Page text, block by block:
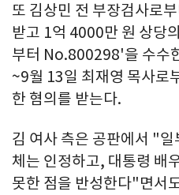
또 김상민 전 부장검사로
받고 1억 4000만 원 상당
부터 No.800298'을 수수
~9월 13일 최재영 목사로
한 혐의를 받는다.
김 여사 측은 공판에서 "
체는 인정하고, 대통령 배
못한 점을 반성한다"면서